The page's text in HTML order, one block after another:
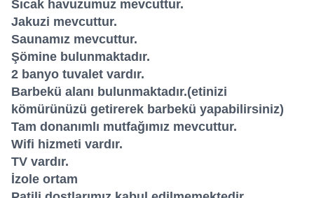
Sıcak havuzumuz mevcuttur.
Jakuzi mevcuttur.
Saunamız mevcuttur.
Şömine bulunmaktadır.
2 banyo tuvalet vardır.
Barbekü alanı bulunmaktadır.(etinizi
kömürünüzü getirerek barbekü yapabilirsiniz)
Tam donanımlı mutfağımız mevcuttur.
Wifi hizmeti vardır.
TV vardır.
İzole ortam